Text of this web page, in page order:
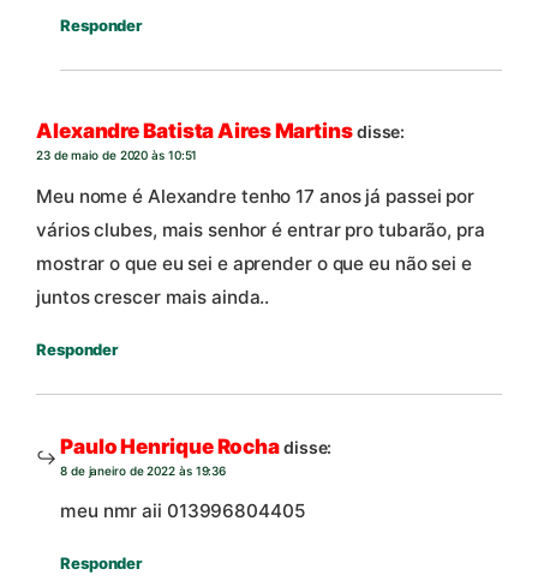
Responder
Alexandre Batista Aires Martinsdisse:
23 de maio de 2020 às 10:51
Meu nome é Alexandre tenho 17 anos já passei por
vários clubes, mais senhor é entrar pro tubarão, pra
mostrar o que eu sei e aprender o que eu não sei e
juntos crescer mais ainda..
Responder
Paulo Henrique Rochadisse:
8 de janeiro de 2022 às 19:36
meu nmr aii 013996804405
Responder